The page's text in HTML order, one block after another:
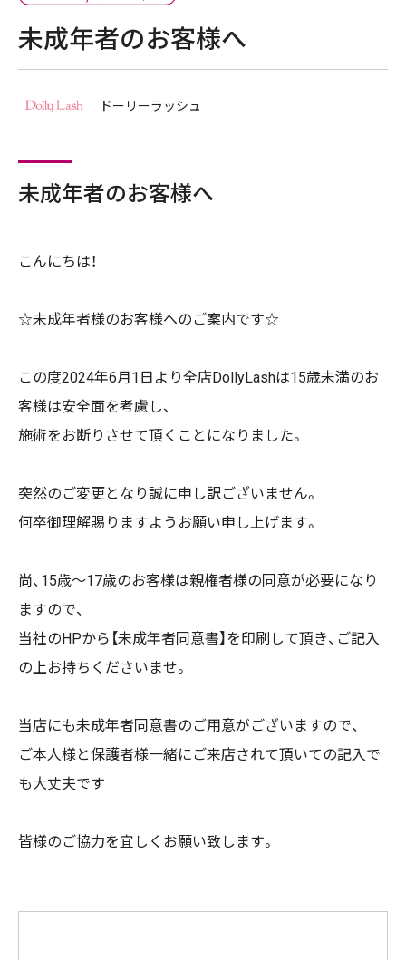
未成年者のお客様へ
ドーリーラッシュ
未成年者のお客様へ
こんにちは！
☆未成年者様のお客様へのご案内です☆
この度2024年6月1日より全店DollyLashは15歳未満のお
客様は安全面を考慮し、
施術をお断りさせて頂くことになりました。
突然のご変更となり誠に申し訳ございません。
何卒御理解賜りますようお願い申し上げます。
尚、15歳〜17歳のお客様は親権者様の同意が必要になり
ますので、
当社のHPから【未成年者同意書】を印刷して頂き、ご記入
の上お持ちくださいませ。
当店にも未成年者同意書のご用意がございますので、
ご本人様と保護者様一緒にご来店されて頂いての記入で
も大丈夫です
皆様のご協力を宜しくお願い致します。